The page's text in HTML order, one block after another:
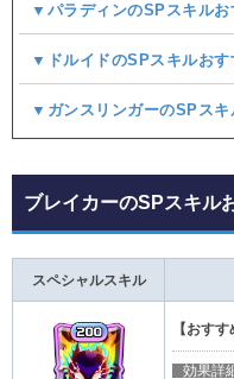
▼パラディンのSPスキルお
▼ドルイドのSPスキルおす
▼ガンスリンガーのSPスキ
ブレイカーのSPスキル
スペシャルスキル
【おすす
効果詳